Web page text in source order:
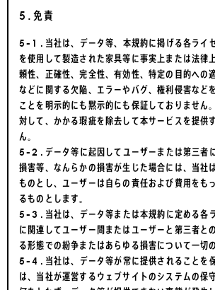
5.免責
5-1.当社は、データ等、本規約に掲げる各ライ
を使用して製造された家具等に事実上または法律
頼性、正確性、完全性、有効性、特定の目的への
などに関する欠陥、エラーやバグ、権利侵害など
ことを明示的にも黙示的にも保証しておりません
対して、かかる瑕疵を除去して本サービスを提供
ん。
5-2.データ等に起因してユーザーまたは第三者
損害等、なんらかの損害が生じた場合には、当社
ものとし、ユーザーは自らの責任および費用をも
るものとします。
5-3.当社は、データ等または本規約に定める各
に関連してユーザー間またはユーザーと第三者と
る形態での紛争またはあらゆる損害について一切
5-4.当社は、データ等が常に提供されることを
は、当社が運営するウェブサイトのシステムの保